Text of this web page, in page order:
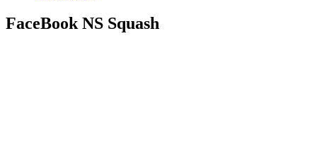
FaceBook NS Squash